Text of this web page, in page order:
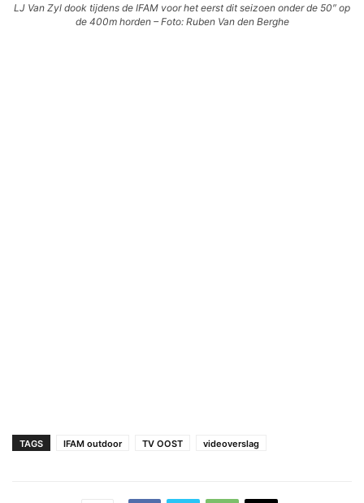
LJ Van Zyl dook tijdens de IFAM voor het eerst dit seizoen onder de 50″ op
de 400m horden – Foto: Ruben Van den Berghe
TAGS IFAM outdoor TV OOST videoverslag